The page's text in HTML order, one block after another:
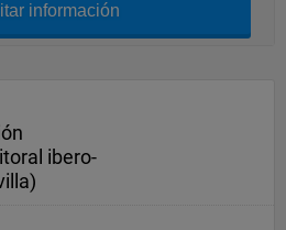
información
ibero-